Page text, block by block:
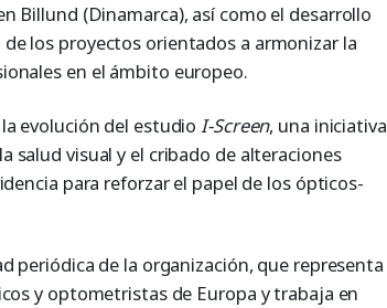
Billund (Dinamarca), así como el desarrollo
los proyectos orientados a armonizar la
en el ámbito europeo.
evolución del estudioI-Screen, una iniciativa
salud visual y el cribado de alteraciones
para reforzar el papel de los ópticos-
periódica de la organización, que representa
y optometristas de Europa y trabaja en